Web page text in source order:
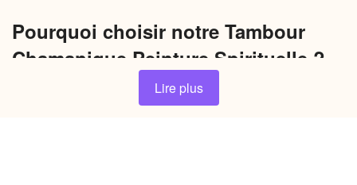
Pourquoi choisir notre Tambour
Chamanique Peinture Spirituelle ?
Confection artisanale unique
Lire plus